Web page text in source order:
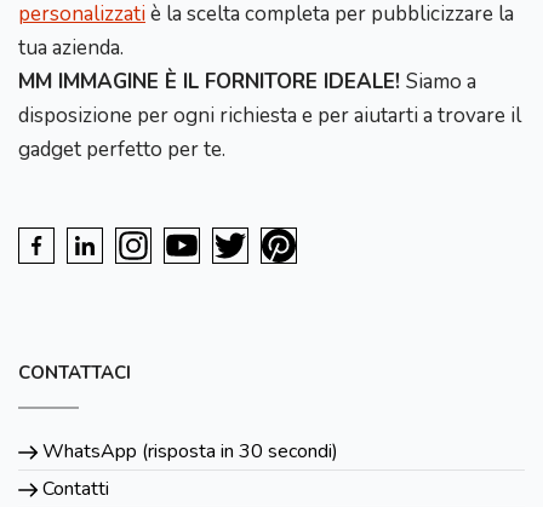
personalizzatiè la scelta completa per pubblicizzare la
tua azienda.
MM IMMAGINE È IL FORNITORE IDEALE! Siamo a
disposizione per ogni richiesta e per aiutarti a trovare il
gadget perfetto per te.
CONTATTACI
WhatsApp (risposta in 30 secondi)
Contatti